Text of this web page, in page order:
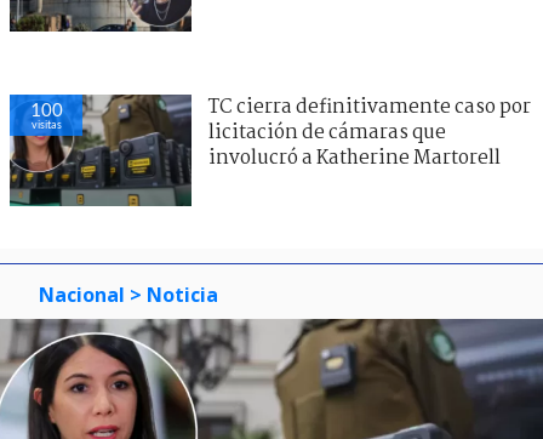
100
visitas
TC cierra definitivamente caso por
licitación de cámaras que
involucró a Katherine Martorell
Nacional > Noticia